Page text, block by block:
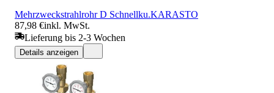
Mehrzweckstrahlrohr D Schnellku.KARASTO
87,98 €inkl. MwSt.
Lieferung bis 2-3 Wochen
Details anzeigen